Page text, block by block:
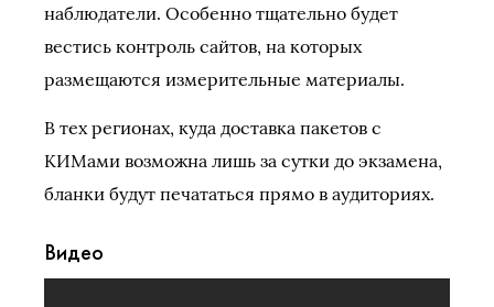
наблюдатели. Особенно тщательно будет
вестись контроль сайтов, на которых
размещаются измерительные материалы.
В тех регионах, куда доставка пакетов с
КИМами возможна лишь за сутки до экзамена,
бланки будут печататься прямо в аудиториях.
Видео